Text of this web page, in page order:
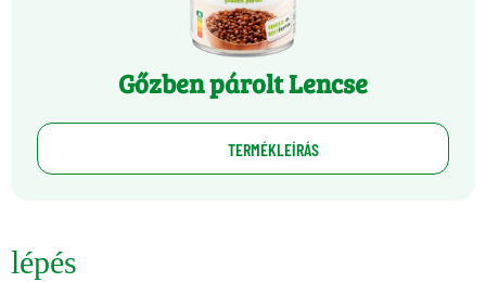
Gőzben párolt Lencse
TERMÉKLEÍRÁS
lépés